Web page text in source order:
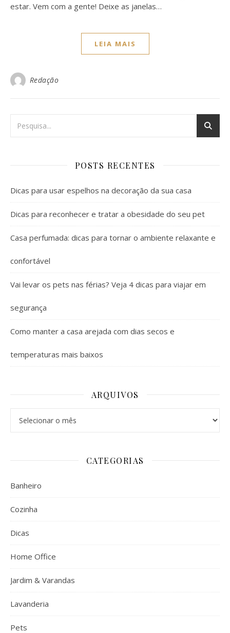
estar. Vem com a gente! Deixe as janelas…
LEIA MAIS
Redação
POSTS RECENTES
Dicas para usar espelhos na decoração da sua casa
Dicas para reconhecer e tratar a obesidade do seu pet
Casa perfumada: dicas para tornar o ambiente relaxante e
confortável
Vai levar os pets nas férias? Veja 4 dicas para viajar em
segurança
Como manter a casa arejada com dias secos e
temperaturas mais baixos
ARQUIVOS
CATEGORIAS
Banheiro
Cozinha
Dicas
Home Office
Jardim & Varandas
Lavanderia
Pets